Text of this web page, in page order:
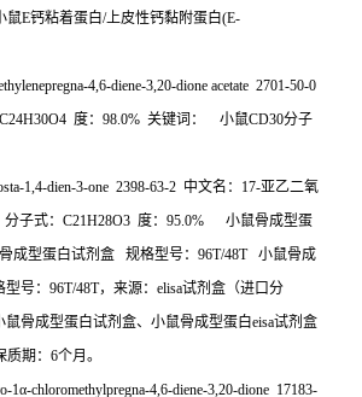
鼠E钙粘着蛋白/上皮性钙黏附蛋白(E-
4,6-diene-3,20-dione acetate 2701-50-0
C24H30O4 度： 98.0% 关键词： 小鼠CD30分子
1,4-dien-3-one 2398-63-2 中文名： 17-亚乙二氧
分子式： C21H28O3 度： 95.0% 小鼠骨成型蛋
成型蛋白试剂盒 规格型号： 96T/48T 小鼠骨成
号： 96T/48T，来源： elisa试剂盒（进口分
骨成型蛋白试剂盒、小鼠骨成型蛋白eisa试剂盒
质期： 6个月。
1α-chloromethylpregna-4,6-diene-3,20-dione 17183-